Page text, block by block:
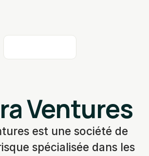
Ventures
est une société de
spécialisée dans les